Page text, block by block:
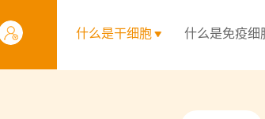
什么是干细胞 什么是免疫细